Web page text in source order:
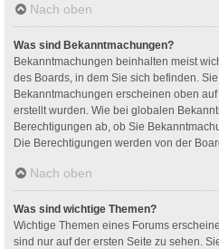
Nach oben
Was sind Bekanntmachungen?
Bekanntmachungen beinhalten meist
des Boards, in dem Sie sich befinden.
Bekanntmachungen erscheinen oben
erstellt wurden. Wie bei globalen
Berechtigungen ab, ob Sie
Die Berechtigungen werden von der
Nach oben
Was sind wichtige Themen?
Wichtige Themen eines Forums
sind nur auf der ersten Seite zu sehen.